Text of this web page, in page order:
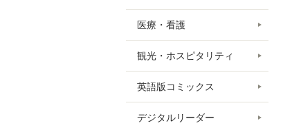
医療・看護
観光・ホスピタリティ
英語版コミックス
デジタルリーダー